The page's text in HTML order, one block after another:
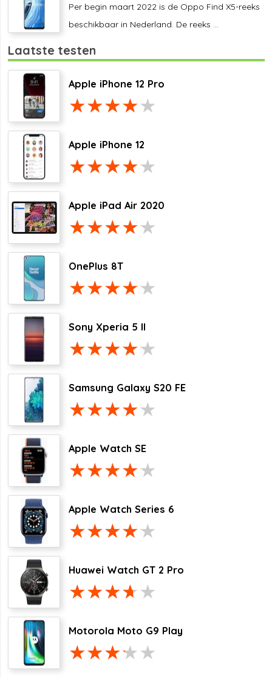
Per begin maart 2022 is de Oppo Find X5-reeks
beschikbaar in Nederland. De reeks ...
Laatste testen
Apple iPhone 12 Pro
Apple iPhone 12
Apple iPad Air 2020
OnePlus 8T
Sony Xperia 5 II
Samsung Galaxy S20 FE
Apple Watch SE
Apple Watch Series 6
Huawei Watch GT 2 Pro
Motorola Moto G9 Play